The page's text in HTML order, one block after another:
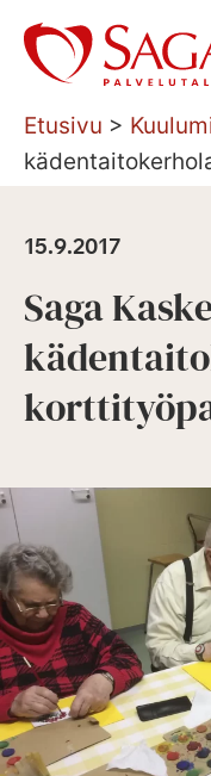
Siirry
sisältöön
Etusivu >
15.9.2017
Saga